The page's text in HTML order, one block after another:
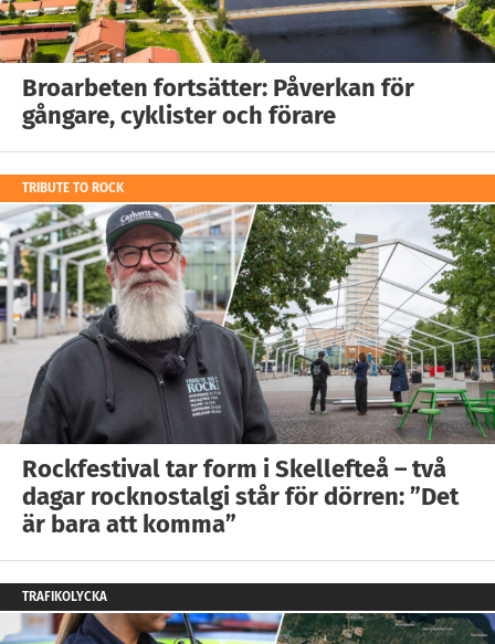
Broarbeten fortsätter: Påverkan för
gångare, cyklister och förare
TRIBUTE TO ROCK
Rockfestival tar form i Skellefteå – två
dagar rocknostalgi står för dörren: ”Det
är bara att komma”
TRAFIKOLYCKA